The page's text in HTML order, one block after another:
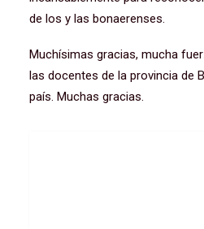
de los y las bonaerenses.
Muchísimas gracias, mucha
las docentes de la provincia de
país. Muchas gracias.